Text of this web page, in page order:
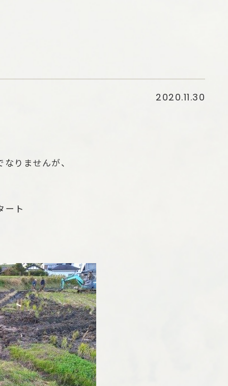
2020.11.30
りませんが、
ート